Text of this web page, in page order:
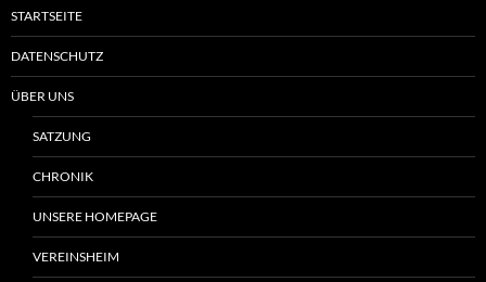
STARTSEITE
DATENSCHUTZ
ÜBER UNS
SATZUNG
CHRONIK
UNSERE HOMEPAGE
VEREINSHEIM